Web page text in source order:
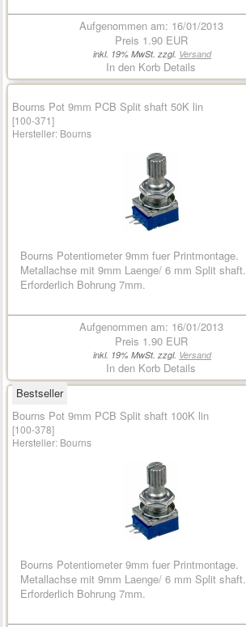
Aufgenommen am: 16/01/2013
Preis 1.90 EUR
inkl. 19% MwSt. zzgl. Versand
In den Korb Details
Bourns Pot 9mm PCB Split shaft 50K lin
[100-371]
Hersteller: Bourns
Bourns Potentiometer 9mm fuer Printmontage.
Metallachse mit 9mm Laenge/ 6 mm Split shaft.
Erforderlich Bohrung 7mm.
Aufgenommen am: 16/01/2013
Preis 1.90 EUR
inkl. 19% MwSt. zzgl. Versand
In den Korb Details
Bestseller
Bourns Pot 9mm PCB Split shaft 100K lin
[100-378]
Hersteller: Bourns
Bourns Potentiometer 9mm fuer Printmontage.
Metallachse mit 9mm Laenge/ 6 mm Split shaft.
Erforderlich Bohrung 7mm.